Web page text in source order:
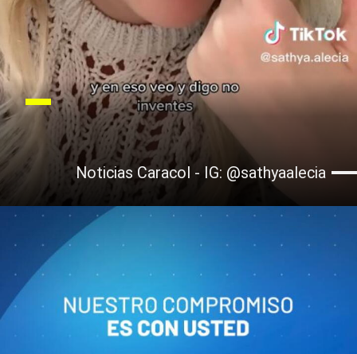
Noticias Caracol - IG: @sathyaalecia